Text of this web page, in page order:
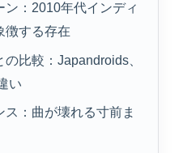
：2010年代インディ
徴する存在
比較：Japandroids、
い
：曲が壊れる寸前ま